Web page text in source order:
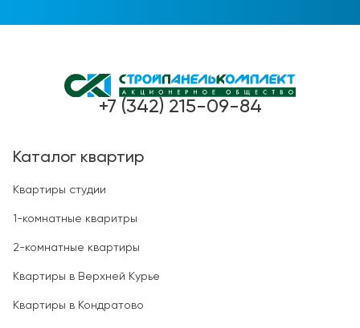
+7 (342) 215-09-84
Каталог квартир
Квартиры студии
1-комнатные кваритры
2-комнатные квартиры
Квартиры в Верхней Курье
Квартиры в Кондратово